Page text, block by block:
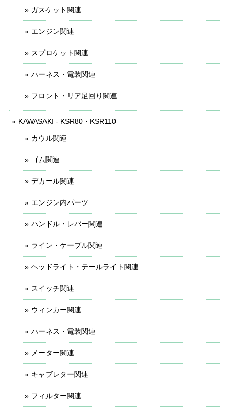
ガスケット関連
エンジン関連
スプロケット関連
ハーネス・電装関連
フロント・リア足回り関連
KAWASAKI - KSR80・KSR110
カウル関連
ゴム関連
デカール関連
エンジン内パーツ
ハンドル・レバー関連
ライン・ケーブル関連
ヘッドライト・テールライト関連
スイッチ関連
ウィンカー関連
ハーネス・電装関連
メーター関連
キャブレター関連
フィルター関連